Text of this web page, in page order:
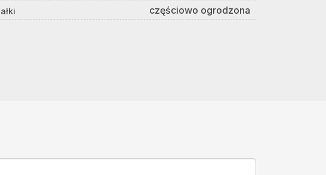
częściowo ogrodzona